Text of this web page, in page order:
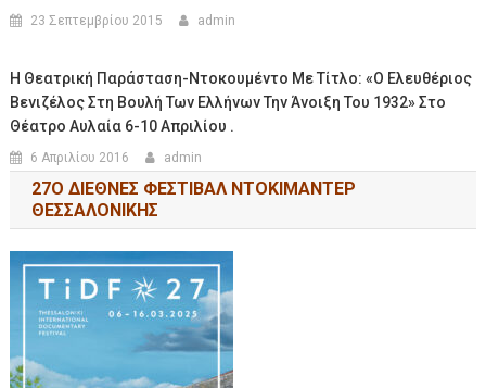
23 Σεπτεμβρίου 2015 admin
Η Θεατρική Παράσταση-Ντοκουμέντο Με Τίτλο: «Ο Ελευθέριος
Βενιζέλος Στη Βουλή Των Ελλήνων Την Άνοιξη Του 1932» Στο
Θέατρο Αυλαία 6-10 Απριλίου .
6 Απριλίου 2016 admin
27Ο ΔΙΕΘΝΕΣ ΦΕΣΤΙΒΑΛ ΝΤΟΚΙΜΑΝΤΕΡ
ΘΕΣΣΑΛΟΝΙΚΗΣ